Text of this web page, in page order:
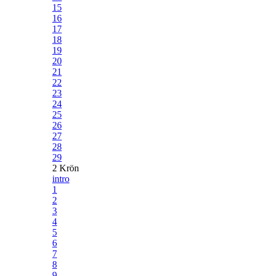
15
16
17
18
19
20
21
22
23
24
25
26
27
28
29
2 Krön
intro
1
2
3
4
5
6
7
8